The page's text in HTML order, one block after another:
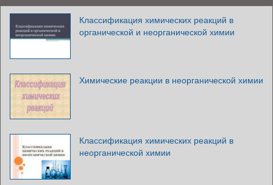
Классификация химических реакций в
органической и неорганической химии
Химические реакции в неорганической химии
Классификация химических реакций в
неорганической химии